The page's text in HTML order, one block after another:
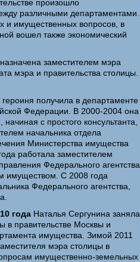
произошло
различными департаментами.
и имущественных вопросов, в
вошел также экономический
заместителем мэра
мэра и правительства столицы.
получила в департаменте
Федерации. В 2000-2004 она
с простого консультанта,
начальника отдела
Министерства имущества
работала заместителем
Федерального агентства
имуществом. С 2008 года
Федерального агентства,
года Наталья Сергунина заняла
в правительстве Москвы и
имущества. Зимой 2011
мэра столицы в
имущественно-земельных